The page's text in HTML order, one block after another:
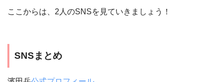
ここからは、2人のSNSを見ていきましょう！
SNSまとめ